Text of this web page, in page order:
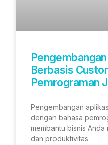
Berbasis
Pemrograman
Pengembangan
dengan bahasa
membantu bisnis
dan produktivitas.